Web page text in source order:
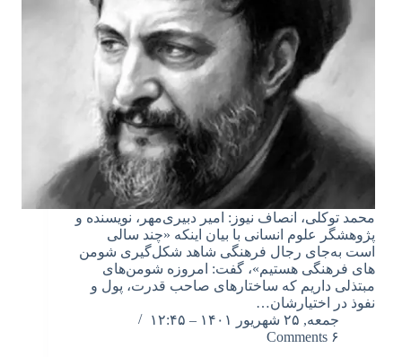
محمد توکلی، انصاف نیوز: امیر دبیری‌مهر، نویسنده و
پژوهشگر علوم انسانی با بیان اینکه «چند سالی
است به‌جای رجال فرهنگی شاهد شکل‌گیری شومن
های فرهنگی هستیم»، گفت: امروزه شومن‌های
مبتذلی داریم که ساختارهای صاحب قدرت، پول و
نفوذ در اختیارشان…
جمعه, ۲۵ شهریور ۱۴۰۱ – ۱۲:۴۵
۶ Comments